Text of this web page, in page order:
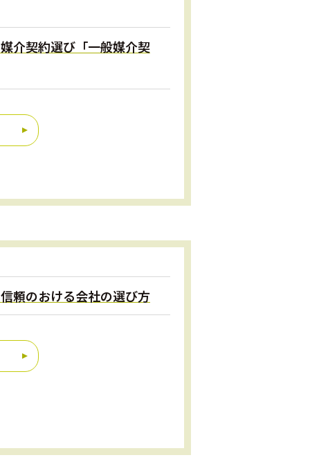
介契約選び「一般媒介契
頼のおける会社の選び方